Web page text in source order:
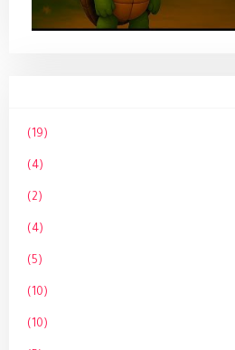
(19)
(4)
(2)
(4)
(5)
(10)
(10)